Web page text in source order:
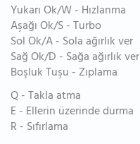
Yukarı Ok/W - Hızlanma
Aşağı Ok/S - Turbo
Sol Ok/A - Sola ağırlık ver
Sağ Ok/D - Sağa ağırlık ver
Boşluk Tuşu - Zıplama
Q - Takla atma
E - Ellerin üzerinde durma
R - Sıfırlama